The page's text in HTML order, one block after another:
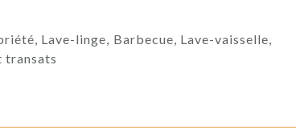
Lave-linge, Barbecue, Lave-vaisselle,
transats